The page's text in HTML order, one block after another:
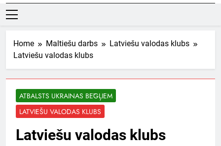
Home Maltiešu darbs
Latviešu valodas klubs
Latviešu valodas klubs
ATBALSTS UKRAINAS BĒGĻIEM
LATVIEŠU VALODAS KLUBS
Latviešu valodas klubs